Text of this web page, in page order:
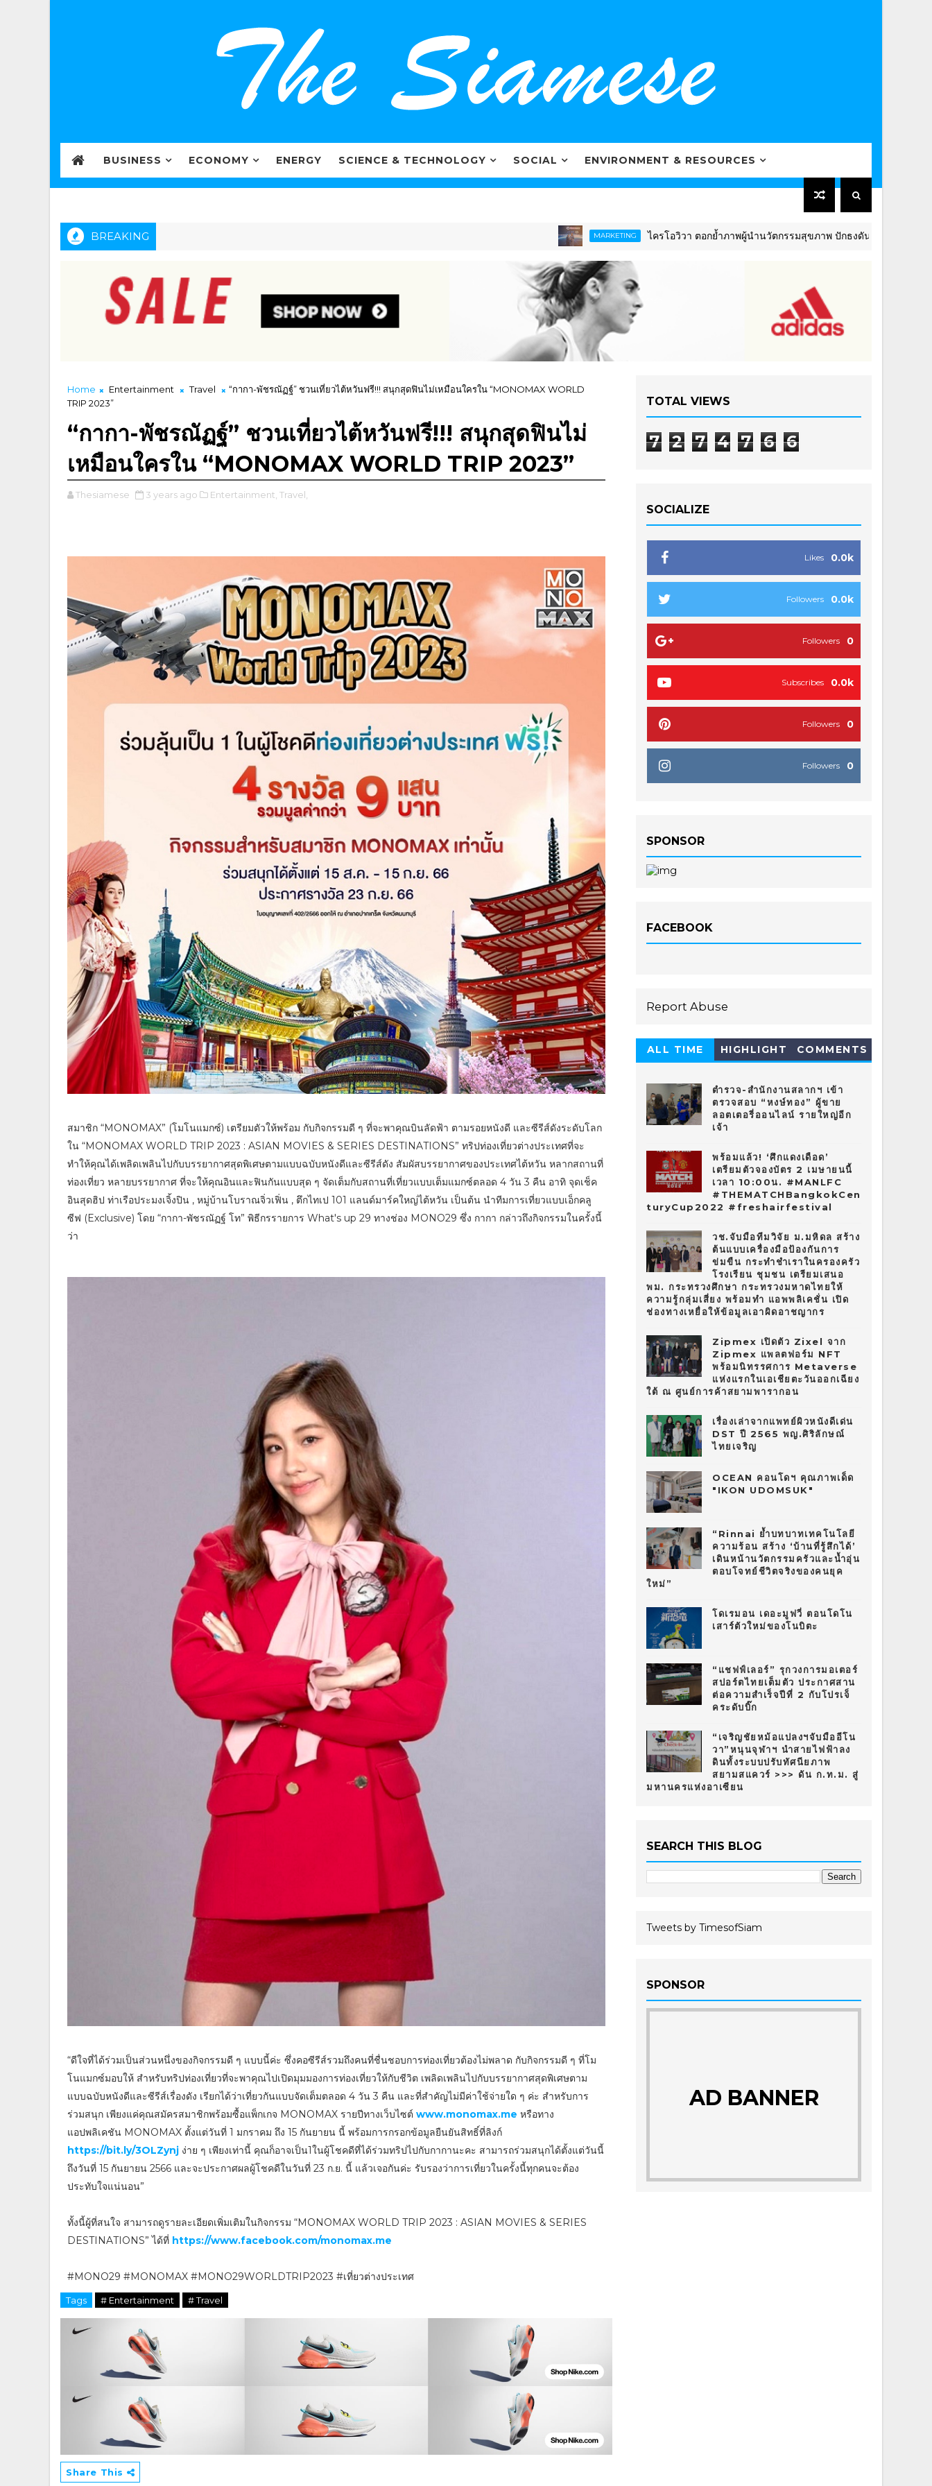
BUSINESS ECONOMY ENERGY SCIENCE & TECHNOLOGY SOCIAL ENVIRONMENT & RESOURCES
BREAKING MARKETING ไครโอวิวา ตอกย้ำภาพผู้นำนวัตกรรมสุขภาพ ปักธงดันไทยสู่ “Global Wellness
Home Entertainment Travel
“กากา-พัชรณัฏฐ์” ชวนเที่ยวไต้หวันฟรี!!! สนุกสุดฟินไม่เหมือนใครใน “MONOMAX WORLD
TRIP 2023”
“กากา-พัชรณัฏฐ์” ชวนเที่ยวไต้หวันฟรี!!! สนุกสุดฟินไม่
เหมือนใครใน “MONOMAX WORLD TRIP 2023”
Thesiamese 3 years ago Entertainment, Travel,
สมาชิก “MONOMAX” (โมโนแมกซ์) เตรียมตัวให้พร้อม กับกิจกรรมดี ๆ ที่จะพาคุณบินลัดฟ้า ตามรอยหนังดี และซีรีส์ดังระดับโลก
ใน “MONOMAX WORLD TRIP 2023 : ASIAN MOVIES & SERIES DESTINATIONS” ทริปท่องเที่ยวต่างประเทศที่จะ
ทำให้คุณได้เพลิดเพลินไปกับบรรยากาศสุดพิเศษตามแบบฉบับหนังดีและซีรีส์ดัง สัมผัสบรรยากาศของประเทศไต้หวัน หลากสถานที่
ท่องเที่ยว หลายบรรยากาศ ที่จะให้คุณอินและฟินกันแบบสุด ๆ จัดเต็มกับสถานที่เที่ยวแบบเต็มแมกซ์ตลอด 4 วัน 3 คืน อาทิ จุดเช็ค
อินสุดฮิป ท่าเรือประมงเจิ้งปิน , หมู่บ้านโบราณจิ่วเฟิ่น , ตึกไทเป 101 แลนด์มาร์คใหญ่ไต้หวัน เป็นต้น นำทีมการเที่ยวแบบเอ็กคลู
ซีฟ (Exclusive) โดย “กากา-พัชรณัฏฐ์ โท” พิธีกรรายการ What's up 29 ทางช่อง MONO29 ซึ่ง กากา กล่าวถึงกิจกรรมในครั้งนี้
ว่า
“ดีใจที่ได้ร่วมเป็นส่วนหนึ่งของกิจกรรมดี ๆ แบบนี้ค่ะ ซึ่งคอซีรีส์รวมถึงคนที่ชื่นชอบการท่องเที่ยวต้องไม่พลาด กับกิจกรรมดี ๆ ที่โม
โนแมกซ์มอบให้ สำหรับทริปท่องเที่ยวที่จะพาคุณไปเปิดมุมมองการท่องเที่ยวให้กับชีวิต เพลิดเพลินไปกับบรรยากาศสุดพิเศษตาม
แบบฉบับหนังดีและซีรีส์เรื่องดัง เรียกได้ว่าเที่ยวกันแบบจัดเต็มตลอด 4 วัน 3 คืน และที่สำคัญไม่มีค่าใช้จ่ายใด ๆ ค่ะ สำหรับการ
ร่วมสนุก เพียงแค่คุณสมัครสมาชิกพร้อมซื้อแพ็กเกจ MONOMAX รายปีทางเว็บไซต์ www.monomax.me หรือทาง
แอปพลิเคชัน MONOMAX ตั้งแต่วันที่ 1 มกราคม ถึง 15 กันยายน นี้ พร้อมการกรอกข้อมูลยืนยันสิทธิ์ที่ลิงก์
https://bit.ly/3OLZynj ง่าย ๆ เพียงเท่านี้ คุณก็อาจเป็น1ในผู้โชคดีที่ได้ร่วมทริปไปกับกากานะคะ สามารถร่วมสนุกได้ตั้งแต่วันนี้
ถึงวันที่ 15 กันยายน 2566 และจะประกาศผลผู้โชคดีในวันที่ 23 ก.ย. นี้ แล้วเจอกันค่ะ รับรองว่าการเที่ยวในครั้งนี้ทุกคนจะต้อง
ประทับใจแน่นอน”
ทั้งนี้ผู้ที่สนใจ สามารถดูรายละเอียดเพิ่มเติมในกิจกรรม “MONOMAX WORLD TRIP 2023 : ASIAN MOVIES & SERIES
DESTINATIONS” ได้ที่ https://www.facebook.com/monomax.me
#MONO29 #MONOMAX #MONO29WORLDTRIP2023 #เที่ยวต่างประเทศ
Tags # Entertainment # Travel
Share This
TOTAL VIEWS
7 2 7 4 7 6 6
SOCIALIZE
0.0k
Likes
0.0k
Followers
0
Followers
0.0k
Subscribes
0
Followers
0
Followers
SPONSOR
FACEBOOK
Report Abuse
ALL TIME
HIGHLIGHT COMMENTS
ตำรวจ-สำนักงานสลากฯ เข้า
ตรวจสอบ “หงษ์ทอง” ผู้ขาย
ลอตเตอรี่ออนไลน์ รายใหญ่อีก
เจ้า
พร้อมแล้ว! ‘ศึกแดงเดือด’
เตรียมตัวจองบัตร 2 เมษายนนี้
เวลา 10:00น. #MANLFC
#THEMATCHBangkokCen
turyCup2022 #freshairfestival
วช.จับมือทีมวิจัย ม.มหิดล สร้าง
ต้นแบบเครื่องมือป้องกันการ
ข่มขืน กระทำชำเราในครองครัว
โรงเรียน ชุมชน เตรียมเสนอ
พม. กระทรวงศึกษา กระทรวงมหาดไทยให้
ความรู้กลุ่มเสี่ยง พร้อมทำ แอพพลิเคชั่น เปิด
ช่องทางเหยื่อให้ข้อมูลเอาผิดอาชญากร
Zipmex เปิดตัว Zixel จาก
Zipmex แพลตฟอร์ม NFT
พร้อมนิทรรศการ Metaverse
แห่งแรกในเอเชียตะวันออกเฉียง
ใต้ ณ ศูนย์การค้าสยามพารากอน
เรื่องเล่าจากแพทย์ผิวหนังดีเด่น
DST ปี 2565 พญ.ศิริลักษณ์
ไทยเจริญ
OCEAN คอนโดฯ คุณภาพเด็ด
"IKON UDOMSUK"
“Rinnai ย้ำบทบาทเทคโนโลยี
ความร้อน สร้าง ‘บ้านที่รู้สึกได้’
เดินหน้านวัตกรรมครัวและน้ำอุ่น
ตอบโจทย์ชีวิตจริงของคนยุค
ใหม่”
โดเรมอน เดอะมูฟวี่ ตอนโดโน
เสาร์ตัวใหม่ของโนบิตะ
“แชฟฟ์เลอร์” รุกวงการมอเตอร์
สปอร์ตไทยเต็มตัว ประกาศสาน
ต่อความสำเร็จปีที่ 2 กับโปรเจ็
คระดับบิ๊ก
“เจริญชัยหม้อแปลงฯจับมืออีโน
วา”หนุนจุฬาฯ นำสายไฟฟ้าลง
ดินทั้งระบบปรับทัศนียภาพ
สยามสแควร์ >>> ดัน ก.ท.ม. สู่
มหานครแห่งอาเซียน
SEARCH THIS BLOG
Tweets by TimesofSiam
SPONSOR
AD BANNER